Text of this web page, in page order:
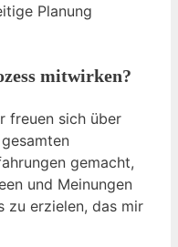
Planung
mitwirken?
freuen sich über
gemacht,
und Meinungen
zu erzielen, das mir